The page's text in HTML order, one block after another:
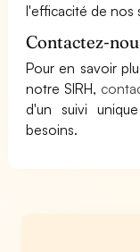
l'efficacité de nos
Contactez-
Pour en savoir
notre SIRH,
d'un suivi
besoins.